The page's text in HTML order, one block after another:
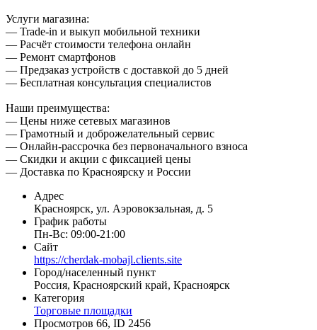
Услуги магазина:
— Trade-in и выкуп мобильной техники
— Расчёт стоимости телефона онлайн
— Ремонт смартфонов
— Предзаказ устройств с доставкой до 5 дней
— Бесплатная консультация специалистов
Наши преимущества:
— Цены ниже сетевых магазинов
— Грамотный и доброжелательный сервис
— Онлайн-рассрочка без первоначального взноса
— Скидки и акции с фиксацией цены
— Доставка по Красноярску и России
Адрес
Красноярск, ул. Аэровокзальная, д. 5
График работы
Пн-Вс: 09:00-21:00
Сайт
https://cherdak-mobajl.clients.site
Город/населенный пункт
Россия, Красноярский край, Красноярск
Категория
Торговые площадки
Просмотров 66, ID 2456